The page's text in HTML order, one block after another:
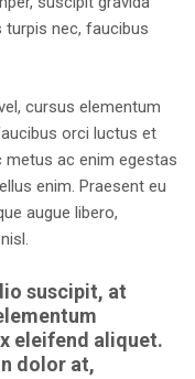
turpis nec, faucibus
cursus elementum
orci luctus et
metus ac enim egestas
enim. Praesent eu
augue libero,
suscipit, at
eleifend aliquet.
dolor at,